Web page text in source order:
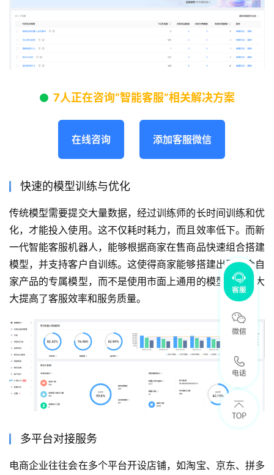
7人正在咨询“智能客服”相关解决方案
在线咨询 添加客服微信
快速的模型训练与优化
传统模型需要提交大量数据，经过训练师的长时间训练和优
化，才能投入使用。这不仅耗时耗力，而且效率低下。而新
一代智能客服机器人，能够根据商家在售商品快速组合搭建
模型，并支持客户自训练。这使得商家能够搭建出更适合自
家产品的专属模型，而不是使用市面上通用的模型，从而大
大提高了客服效率和服务质量。
多平台对接服务
电商企业往往会在多个平台开设店铺，如淘宝、京东、拼多